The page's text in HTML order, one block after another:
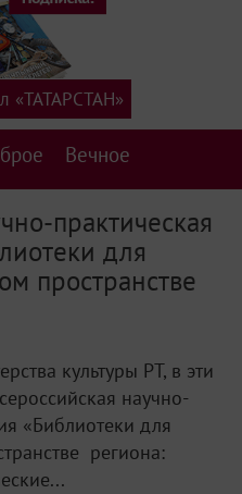
Вечное
«ТАТАРСТАН»
практическая
для
пространстве
культуры РТ, в эти
научно-
«Библиотеки для
региона: